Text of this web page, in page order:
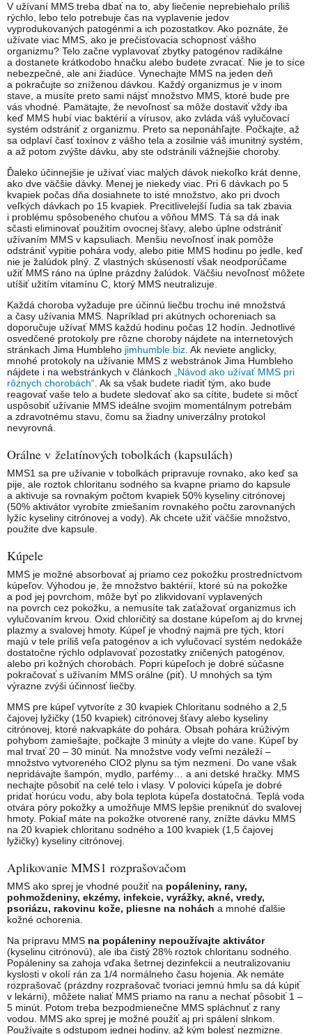
V užívaní MMS treba dbať na to, aby liečenie neprebiehalo príliš
rýchlo, lebo telo potrebuje čas na vyplavenie jedov
vyprodukovaných patogénmi a ich pozostatkov. Ako poznáte, že
užívate viac MMS, ako je prečisťovacia schopnosť vášho
organizmu? Telo začne vyplavovať zbytky patogénov radikálne
a dostanete krátkodobo hnačku alebo budete zvracať. Nie je to síce
nebezpečné, ale ani žiadúce. Vynechajte MMS na jeden deň
a pokračujte so zníženou dávkou. Každý organizmus je v inom
stave, a musíte preto sami nájsť množstvo MMS, ktoré bude pre
vás vhodné. Pamätajte, že nevoľnosť sa môže dostaviť vždy iba
keď MMS hubí viac baktérií a vírusov, ako zvláda váš vylučovací
systém odstrániť z organizmu. Preto sa neponáhľajte. Počkajte, až
sa odplaví časť toxínov z vášho tela a zosilnie váš imunitný systém,
a až potom zvýšte dávku, aby ste odstránili vážnejšie choroby.
Ďaleko účinnejšie je užívať viac malých dávok niekoľko krát denne,
ako dve väčšie dávky. Menej je niekedy viac. Pri 6 dávkach po 5
kvapiek počas dňa dosiahnete to isté množstvo, ako pri dvoch
veľkých dávkach po 15 kvapiek. Precitlivelejší ľudia sa tak zbavia
i problému spôsobeného chuťou a vôňou MMS. Tá sa dá inak
sčasti eliminovať použitím ovocnej šťavy, alebo úplne odstrániť
užívaním MMS v kapsuliach. Menšiu nevoľnosť inak pomôže
odstrániť vypitie pohára vody, alebo pitie MMS hodinu po jedle, keď
nie je žalúdok plný. Z vlastných skúseností však neodporúčame
užiť MMS ráno na úplne prázdny žalúdok. Väčšiu nevoľnosť môžete
utíšiť užitím vitamínu C, ktorý MMS neutralizuje.
Každá choroba vyžaduje pre účinnú liečbu trochu iné množstvá
a časy užívania MMS. Napríklad pri akútnych ochoreniach sa
doporučuje užívať MMS každú hodinu počas 12 hodín. Jednotlivé
osvedčené protokoly pre rôzne choroby nájdete na internetových
stránkach Jima Humbleho jimhumble.biz . Ak neviete anglicky,
mnohé protokoly na užívanie MMS z webstránok Jima Humbleho
nájdete i na webstránkych v článkoch
„Návod ako užívať MMS pri
rôznych chorobách“ . Ak sa však budete riadiť tým, ako bude
reagovať vaše telo a budete sledovať ako sa cítite, budete si môcť
uspôsobiť užívanie MMS ideálne svojim momentálnym potrebám
a zdravotnému stavu, čomu sa žiadny univerzálny protokol
nevyrovná.
Orálne v želatínových tobolkách (kapsulách)
MMS1 sa pre užívanie v tobolkách pripravuje rovnako, ako keď sa
pije, ale roztok chloritanu sodného sa kvapne priamo do kapsule
a aktivuje sa rovnakým počtom kvapiek 50% kyseliny citrónovej
(50% aktivátor vyrobíte zmiešaním rovnakého počtu zarovnaných
lyžíc kyseliny citrónovej a vody). Ak chcete užiť väčšie množstvo,
použite dve kapsule.
Kúpele
MMS je možné absorbovať aj priamo cez pokožku prostredníctvom
kúpeľov. Výhodou je, že množstvo baktérií, ktoré sú na pokožke
a pod jej povrchom, môže byť po zlikvidovaní vyplavených
na povrch cez pokožku, a nemusíte tak zaťažovať organizmus ich
vylučovaním krvou. Oxid chloričitý sa dostane kúpeľom aj do krvnej
plazmy a svalovej hmoty. Kúpeľ je vhodný najmä pre tých, ktorí
majú v tele príliš veľa patogénov a ich vylučovací systém nedokáže
dostatočne rýchlo odplavovať pozostatky zničených patogénov,
alebo pri kožných chorobách. Popri kúpeľoch je dobré súčasne
pokračovať s užívaním MMS orálne (piť). U mnohých sa tým
výrazne zvýši účinnosť liečby.
MMS pre kúpeľ vytvoríte z 30 kvapiek Chloritanu sodného a 2,5
čajovej lyžičky (150 kvapiek) citrónovej šťavy alebo kyseliny
citrónovej, ktoré nakvapkáte do pohára. Obsah pohára krúživým
pohybom zamiešajte, počkajte 3 minúty a vlejte do vane. Kúpeľ by
mal trvať 20 – 30 minút. Na množstve vody veľmi nezáleží –
množstvo vytvoreného ClO2 plynu sa tým nezmení. Do vane však
nepridávajte šampón, mydlo, parfémy… a ani detské hračky. MMS
nechajte pôsobiť na celé telo i vlasy. V polovici kúpeľa je dobré
pridať horúcu vodu, aby bola teplota kúpeľa dostatočná. Teplá voda
otvára póry pokožky a umožňuje MMS lepšie preniknúť do svalovej
hmoty. Pokiaľ máte na pokožke otvorené rany, znížte dávku MMS
na 20 kvapiek chloritanu sodného a 100 kvapiek (1,5 čajovej
lyžičky) kyseliny citrónovej.
Aplikovanie MMS1 rozprašovačom
MMS ako sprej je vhodné použiť na popáleniny, rany,
pohmoždeniny, ekzémy, infekcie, vyrážky, akné, vredy,
psoriázu, rakovinu kože, pliesne na nohách a mnohé ďalšie
kožné ochorenia.
Na prípravu MMS na popáleniny nepoužívajte aktivátor
(kyselinu citrónovú), ale iba čistý 28% roztok chloritanu sodného.
Popáleniny sa zahoja vďaka šetrnej dezinfekcii a neutralizovaniu
kyslosti v okolí rán za 1/4 normálneho času hojenia. Ak nemáte
rozprašovač (prázdny rozprašovač tvoriaci jemnú hmlu sa dá kúpiť
v lekárni), môžete naliať MMS priamo na ranu a nechať pôsobiť 1 –
5 minút. Potom treba bezpodmienečne MMS spláchnuť z rany
vodou. MMS ako sprej je možné použiť aj pri spálení slnkom.
Používajte s odstupom jednej hodiny, až kým bolesť nezmizne.